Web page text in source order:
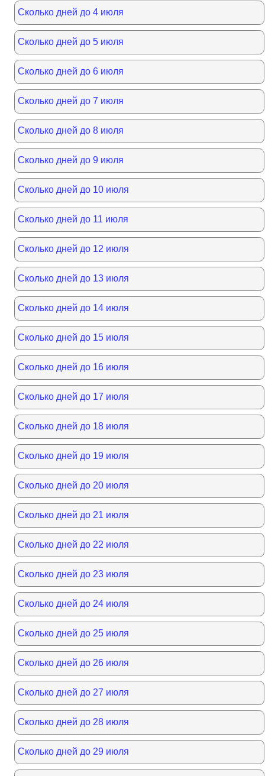
Сколько дней до 4 июля
Сколько дней до 5 июля
Сколько дней до 6 июля
Сколько дней до 7 июля
Сколько дней до 8 июля
Сколько дней до 9 июля
Сколько дней до 10 июля
Сколько дней до 11 июля
Сколько дней до 12 июля
Сколько дней до 13 июля
Сколько дней до 14 июля
Сколько дней до 15 июля
Сколько дней до 16 июля
Сколько дней до 17 июля
Сколько дней до 18 июля
Сколько дней до 19 июля
Сколько дней до 20 июля
Сколько дней до 21 июля
Сколько дней до 22 июля
Сколько дней до 23 июля
Сколько дней до 24 июля
Сколько дней до 25 июля
Сколько дней до 26 июля
Сколько дней до 27 июля
Сколько дней до 28 июля
Сколько дней до 29 июля